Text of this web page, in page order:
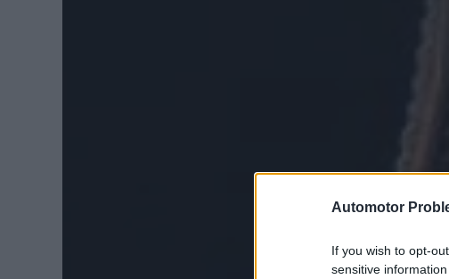
Automotor
If you wish to opt-
sensitive